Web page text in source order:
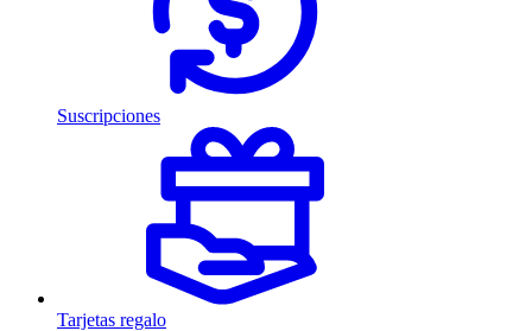
Suscripciones
Tarjetas regalo